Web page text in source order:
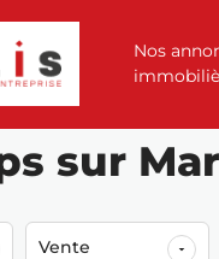
Nos
sur
Vente